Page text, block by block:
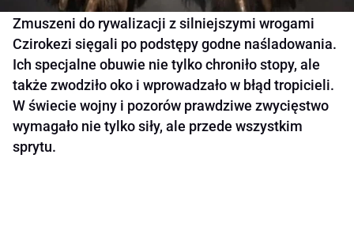
Zmuszeni do rywalizacji z silniejszymi wrogami
Czirokezi sięgali po podstępy godne naśladowania.
Ich specjalne obuwie nie tylko chroniło stopy, ale
także zwodziło oko i wprowadzało w błąd tropicieli.
W świecie wojny i pozorów prawdziwe zwycięstwo
wymagało nie tylko siły, ale przede wszystkim
sprytu.